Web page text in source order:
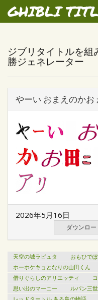
GHIBLI
ジブリタイトルを
勝ジェネレーター
やーい おまえのかお
2026年5月16日
ダウンロー
天空の城ラピュタ おもひで
ホーホケキョとなりの山田くん
借りぐらしのアリエッティ
思い出のマーニー
ルパン三